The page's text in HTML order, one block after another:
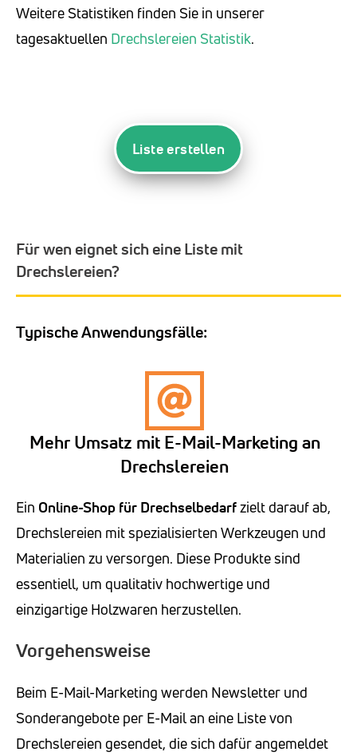
Weitere Statistiken finden Sie in unserer
tagesaktuellen Drechslereien Statistik.
Liste erstellen
Für wen eignet sich eine Liste mit
Drechslereien?
Typische Anwendungsfälle:
Mehr Umsatz mit E-Mail-Marketing an
Drechslereien
Ein Online-Shop für Drechselbedarfzielt darauf ab,
Drechslereien mit spezialisierten Werkzeugen und
Materialien zu versorgen. Diese Produkte sind
essentiell, um qualitativ hochwertige und
einzigartige Holzwaren herzustellen.
Vorgehensweise
Beim E-Mail-Marketing werden Newsletter und
Sonderangebote per E-Mail an eine Liste von
Drechslereien gesendet, die sich dafür angemeldet